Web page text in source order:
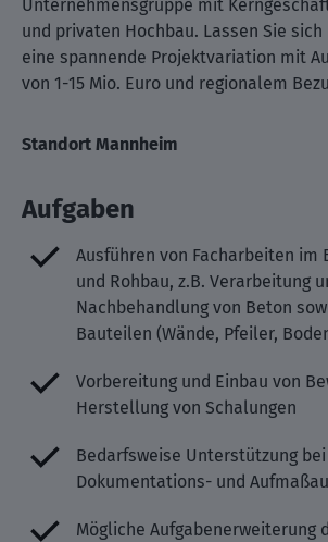
Unternehmensgruppe mit
und privaten Hochbau. Lassen Sie
eine spannende Projektvariation mit
von 1-15 Mio. Euro und regionalem
Standort Mannheim
Aufgaben
Ausführen von Facharbeiten im
und Rohbau, z.B. Verarbeitung
Nachbehandlung von Beton
Bauteilen (Wände, Pfeiler,
Vorbereitung und Einbau von
Herstellung von Schalungen
Bedarfsweise Unterstützung bei
Dokumentations- und
Mögliche Aufgabenerweiterung